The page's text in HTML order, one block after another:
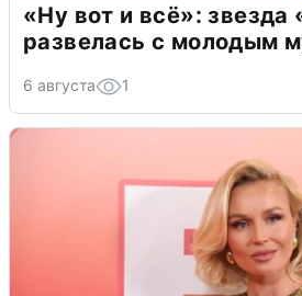
«Ну вот и всё»:
развелась с молодым
6 августа 1